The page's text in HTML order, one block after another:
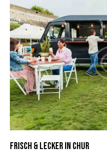
FRISCH & LECKER IN CHUR